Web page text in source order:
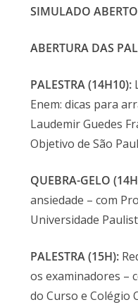
SIMULADO
ABERTURA DAS
PALESTRA (14H10):
Enem: dicas para
Laudemir Guedes
Objetivo de São
QUEBRA-GELO
ansiedade – com
Universidade
PALESTRA (15H):
os examinadores –
do Curso e Colégio